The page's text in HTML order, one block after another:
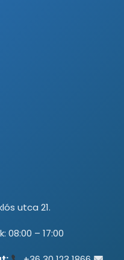
utca 21.
08:00 – 17:00